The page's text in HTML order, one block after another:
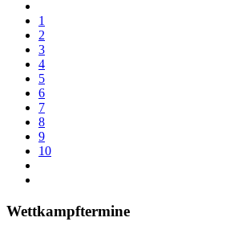
1
2
3
4
5
6
7
8
9
10
Wettkampftermine